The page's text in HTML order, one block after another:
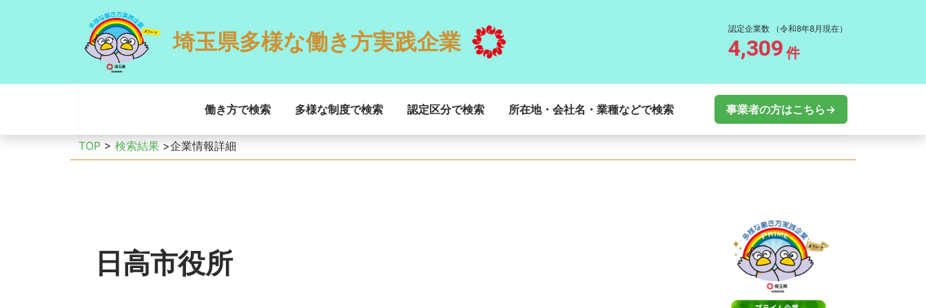
埼玉県多様な働き方実践企業
認定企業数 （令和8年8月現在）
4,309 件
働き方で検索 多様な制度で検索 認定区分で検索 所在地・会社名・業種などで検索 事業者の方はこちら→
TOP > 検索結果 >企業情報詳細
日高市役所